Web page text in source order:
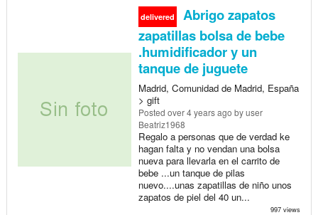
delivered
Abrigo zapatos
zapatillas bolsa de bebe
.humidificador y un
tanque de juguete
Madrid, Comunidad de Madrid, España
> gift
Posted over 4 years ago by user
Beatriz1968
Regalo a personas que de verdad ke
hagan falta y no vendan una bolsa
nueva para llevarla en el carrito de
bebe ...un tanque de pilas
nuevo....unas zapatillas de niño unos
zapatos de piel del 40 un...
997 views